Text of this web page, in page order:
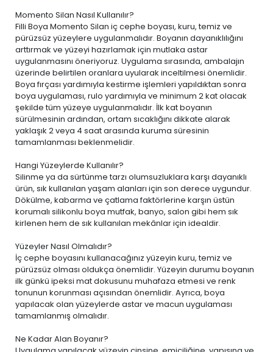
Momento Silan Nasıl Kullanılır?
Filli Boya Momento Silan iç cephe boyası, kuru, temiz ve
pürüzsüz yüzeylere uygulanmalıdır. Boyanın dayanıklılığını
arttırmak ve yüzeyi hazırlamak için mutlaka astar
uygulanmasını öneriyoruz. Uygulama sırasında, ambalajın
üzerinde belirtilen oranlara uyularak inceltilmesi önemlidir.
Boya fırçası yardımıyla kestirme işlemleri yapıldıktan sonra
boya uygulaması, rulo yardımıyla ve minimum 2 kat olacak
şekilde tüm yüzeye uygulanmalıdır. İlk kat boyanın
sürülmesinin ardından, ortam sıcaklığını dikkate alarak
yaklaşık 2 veya 4 saat arasında kuruma süresinin
tamamlanması beklenmelidir.
Hangi Yüzeylerde Kullanılır?
Silinme ya da sürtünme tarzı olumsuzluklara karşı dayanıklı
ürün, sık kullanılan yaşam alanları için son derece uygundur.
Dökülme, kabarma ve çatlama faktörlerine karşın üstün
korumalı silikonlu boya mutfak, banyo, salon gibi hem sık
kirlenen hem de sık kullanılan mekânlar için idealdir.
Yüzeyler Nasıl Olmalıdır?
İç cephe boyasını kullanacağınız yüzeyin kuru, temiz ve
pürüzsüz olması oldukça önemlidir. Yüzeyin durumu boyanın
ilk günkü ipeksi mat dokusunu muhafaza etmesi ve renk
tonunun korunması açısından önemlidir. Ayrıca, boya
yapılacak olan yüzeylerde astar ve macun uygulaması
tamamlanmış olmalıdır.
Ne Kadar Alan Boyanır?